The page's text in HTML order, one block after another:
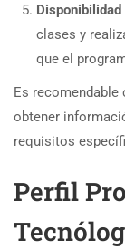
clases y
que el
Es recomendable
obtener
requisitos
Perfil